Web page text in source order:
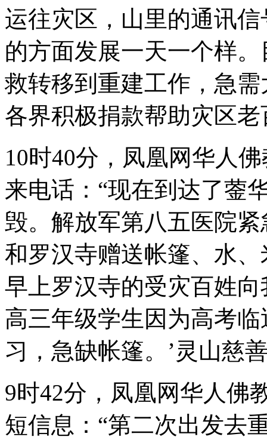
运往灾区，山里的通讯
的方面发展一天一个样
救转移到重建工作，急
各界积极捐款帮助灾区
10时40分，凤凰网华人
来电话：“现在到达了蓥
毁。解放军第八五医院
和罗汉寺赠送帐篷、水
早上罗汉寺的受灾百姓
高三年级学生因为高考
习，急缺帐篷。’灵山慈
9时42分，凤凰网华人佛
短信息：“第二次出发去